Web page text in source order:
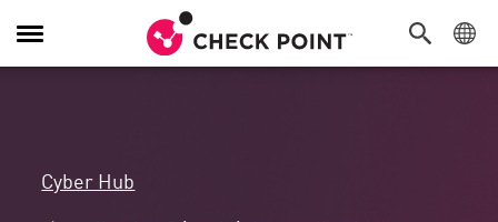
Navigation
dans
Cyber Hub